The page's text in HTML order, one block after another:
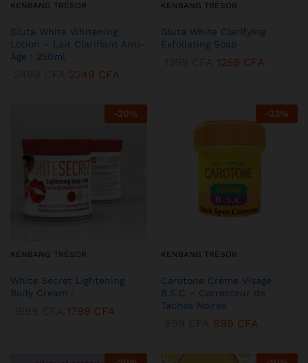
KENBANG TRÉSOR
Gluta White Whitening
Lotion – Lait Clarifiant Anti-
Âge : 250ml
2249 CFA
KENBANG TRÉSOR
Gluta White Clarifying
Exfoliating Soap
1259 CFA
-20%
KENBANG TRÉSOR
White Secret Lightening
Body Cream :
1799 CFA
-23%
KENBANG TRÉSOR
Carotone Crème Visage
B.S.C – Correcteur de
Taches Noires
899 CFA